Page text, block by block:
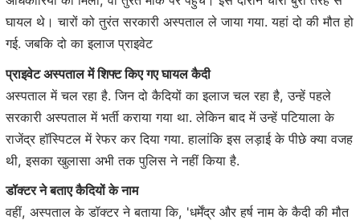
घायल थे। चारों को तुरंत सरकारी अस्पताल ले जाया गया. यहां दो की मौत हो
गई. जबकि दो का इलाज प्राइवेट
प्राइवेट अस्पताल में शिफ्ट किए गए घायल कैदी
अस्पताल में चल रहा है. जिन दो कैदियों का इलाज चल रहा है, उन्हें पहले
सरकारी अस्पताल में भर्ती कराया गया था. लेकिन बाद में उन्हें पटियाला के
राजेंद्र हॉस्पिटल में रेफर कर दिया गया. हालांकि इस लड़ाई के पीछे क्या वजह
थी, इसका खुलासा अभी तक पुलिस ने नहीं किया है.
डॉक्टर ने बताए कैदियों के नाम
वहीं, अस्पताल के डॉक्टर ने बताया कि, 'धर्मेंद्र और हर्ष नाम के कैदी की मौत